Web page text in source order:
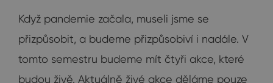
Když pandemie začala, museli jsme se
přizpůsobit, a budeme přizpůsobiví i nadále. V
tomto semestru budeme mít čtyři akce, které
budou živě. Aktuálně živé akce děláme pouze